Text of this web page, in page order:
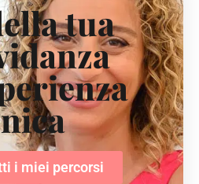
tua
i miei percorsi